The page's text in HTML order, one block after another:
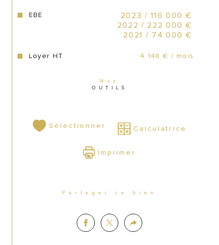
EBE
2023 / 116 000 €
2022 / 222 000 €
2021 / 74 000 €
Loyer HT 4 148 € / mois
Nos
OUTILS
Sélectionner Calculatrice
Imprimer
Partager ce bien